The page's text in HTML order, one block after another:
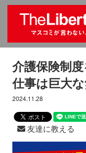
介護保険制
仕事は巨大
2024.11.28
友達に教える